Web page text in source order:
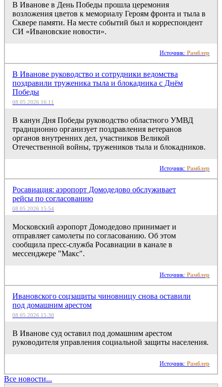
В Иванове в День Победы прошла церемония
возложения цветов к мемориалу Героям фронта и тыла в
Сквере памяти. На месте событий был и корреспондент
СИ «Ивановские новости».
Источник: Рамблер
В Иванове руководство и сотрудники ведомства
поздравили труженика тыла и блокадника с Днём
Победы
08.05.2026 16:11
В канун Дня Победы руководство областного УМВД
традиционно организует поздравления ветеранов
органов внутренних дел, участников Великой
Отечественной войны, тружеников тыла и блокадников.
Источник: Рамблер
Росавиация: аэропорт Домодедово обслуживает
рейсы по согласованию
08.05.2026 15:54
Московский аэропорт Домодедово принимает и
отправляет самолеты по согласованию. Об этом
сообщила пресс-служба Росавиации в канале в
мессенджере "Макс".
Источник: Рамблер
Ивановского соцзащиты чиновницу снова оставили
под домашним арестом
08.05.2026 15:30
В Иванове суд оставил под домашним арестом
руководителя управления социальной защиты населения.
Источник: Рамблер
Все новости...